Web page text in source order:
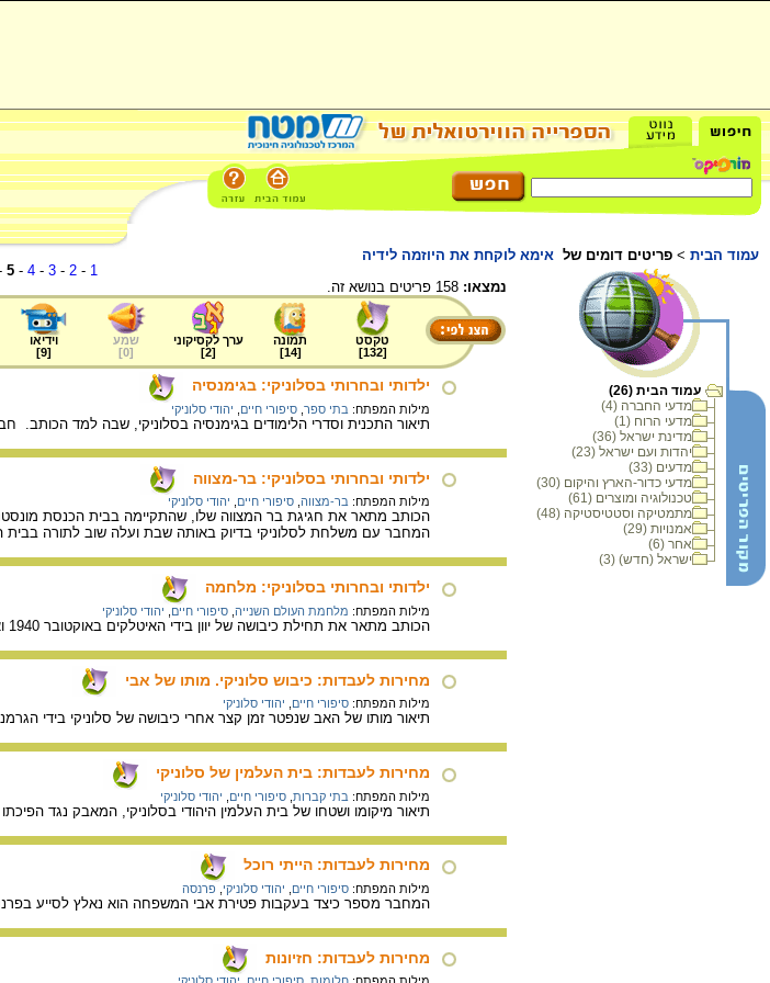
עמוד הבית > פריטים דומים של אימא לוקחת את היוזמה לידיה
עמוד הבית (26)
מדעי החברה (4)
מדעי הרוח (1)
מדינת ישראל (36)
יהדות ועם ישראל (23)
מדעים (33)
מדעי כדור-הארץ והיקום (30)
טכנולוגיה ומוצרים (61)
מתמטיקה וסטטיסטיקה (48)
אמנויות (29)
אחר (6)
ישראל (חדש) (3)
1
-
2
-
3
-
4
-
5
נמצאו:
טקסט
[
132
]
תמונה
[
14
]
ערך לקסיקוני
[
2
]
שמע
[
0
]
וידיאו
[
9
]
ילדותי ובחרותי בסלוניקי: בגימנסיה
מילות המפתח: בתי ספר סיפורי חיים יהודי סלוניקי
תיאור התכנית וסדרי הלימודים בגימנסיה בסלוניקי, שבה למד הכותב.
ילדותי ובחרותי בסלוניקי: בר-מצווה
מילות המפתח: בר-מצווה סיפורי חיים יהודי סלוניקי
הכותב מתאר את חגיגת בר המצווה שלו, שהתקיימה בבית הכנסת
המחבר עם משלחת לסלוניקי בדיוק באותה שבת ועלה שוב לתורה בבית
ילדותי ובחרותי בסלוניקי: מלחמה
מילות המפתח: מלחמת העולם השנייה סיפורי חיים יהודי סלוניקי
הכותב מתאר את תחילת כיבושה של יוון בידי האיטלקים באוקטובר 1940 ואת הדיפת ההתקפה על ידי הצבא היווני. ב- 6 באפריל 1941 נכבשה סלוניקי על ידי הצבא הגרמני.
מחירות לעבדות: כיבוש סלוניקי. מותו של אבי
מילות המפתח: סיפורי חיים יהודי סלוניקי
תיאור מותו של האב שנפטר זמן קצר אחרי כיבושה של סלוניקי בידי
מחירות לעבדות: בית העלמין של סלוניקי
מילות המפתח: בתי קברות סיפורי חיים יהודי סלוניקי
תיאור מיקומו ושטחו של בית העלמין היהודי בסלוניקי, המאבק נגד
מחירות לעבדות: הייתי רוכל
מילות המפתח: סיפורי חיים יהודי סלוניקי פרנסה
המחבר מספר כיצד בעקבות פטירת אבי המשפחה הוא נאלץ לסייע
מחירות לעבדות: חזיונות